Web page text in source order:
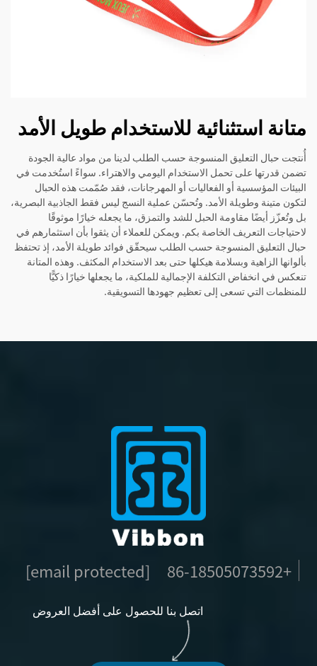
متانة استثنائية للاستخدام طويل الأمد
أُنتجت حبال التعليق المنسوجة حسب الطلب لدينا من مواد عالية الجودة
تضمن قدرتها على تحمل الاستخدام اليومي والاهتراء. سواءً استُخدمت في
البيئات المؤسسية أو الفعاليات أو المهرجانات، فقد صُمّمت هذه الحبال
لتكون متينة وطويلة الأمد. وتُحسّن عملية النسج ليس فقط الجاذبية البصرية،
بل وتُعزّز أيضًا مقاومة الحبل للشد والتمزق، ما يجعله خيارًا موثوقًا
لاحتياجات التعريف الخاصة بكم. ويمكن للعملاء أن يثقوا بأن استثمارهم في
حبال التعليق المنسوجة حسب الطلب سيحقّق فوائد طويلة الأمد، إذ تحتفظ
بألوانها الزاهية وبسلامة هيكلها حتى بعد الاستخدام المكثف. وهذه المتانة
تنعكس في انخفاض التكلفة الإجمالية للملكية، ما يجعلها خيارًا ذكيًّا
للمنظمات التي تسعى إلى تعظيم جهودها التسويقية.
+86-18505073592
[email protected]
اتصل بنا للحصول على أفضل العروض